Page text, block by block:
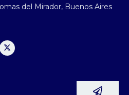
del Mirador, Buenos Aires